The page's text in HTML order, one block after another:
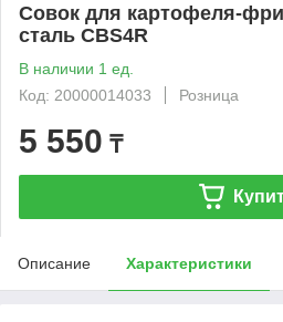
Совок для картофеля-
сталь CBS4R
В наличии 1 ед.
Код: 20000014033
Розница
5 550 ₸
Описание Характеристики